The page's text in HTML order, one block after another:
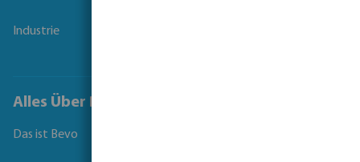
Industrie
Alles Über Bevo
Das ist Bevo